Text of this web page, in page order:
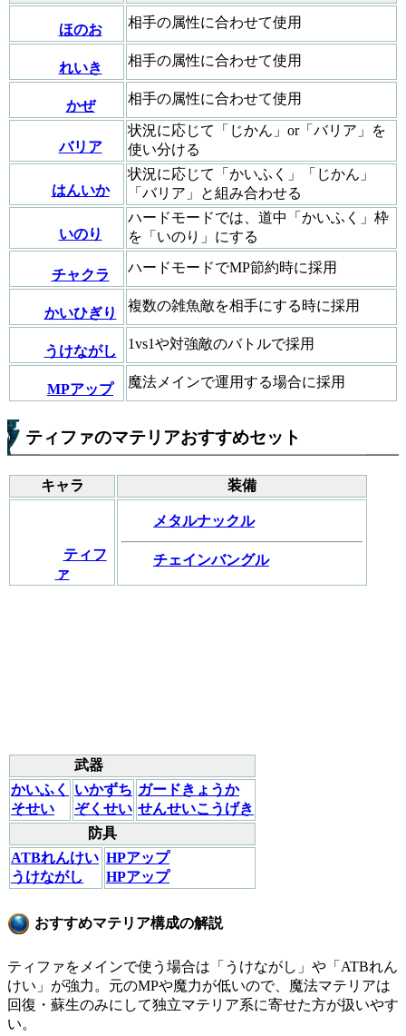
ほのお 相手の属性に合わせて使用
れいき 相手の属性に合わせて使用
かぜ 相手の属性に合わせて使用
バリア
状況に応じて「じかん」or「バリア」を
使い分ける
はんいか
状況に応じて「かいふく」「じかん」
「バリア」と組み合わせる
いのり
ハードモードでは、道中「かいふく」枠
を「いのり」にする
チャクラ ハードモードでMP節約時に採用
かいひぎり 複数の雑魚敵を相手にする時に採用
うけながし 1vs1や対強敵のバトルで採用
MPアップ 魔法メインで運用する場合に採用
ティファのマテリアおすすめセット
キャラ 装備
ティフ
ァ
メタルナックル
チェインバングル
武器
かいふく
そせい
いかずち
ぞくせい
ガードきょうか
せんせいこうげき
防具
ATBれんけい
うけながし
HPアップ
HPアップ
おすすめマテリア構成の解説
ティファをメインで使う場合は「うけながし」や「ATBれん
けい」が強力。元のMPや魔力が低いので、魔法マテリアは
回復・蘇生のみにして独立マテリア系に寄せた方が扱いやす
い。